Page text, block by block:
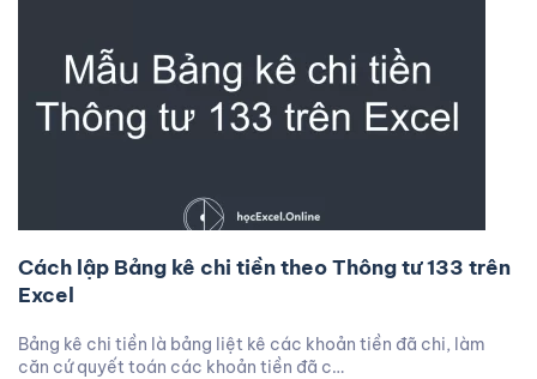
Cách lập Bảng kê chi tiền theo Thông tư 133 trên
Excel
Bảng kê chi tiền là bảng liệt kê các khoản tiền đã chi, làm
căn cứ quyết toán các khoản tiền đã c…